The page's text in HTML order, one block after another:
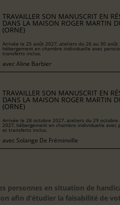
TRAVAILLER SON MANUSCRIT EN
DANS LA MAISON ROGER MARTIN
(ORNE)
Arrivée le 25 août 2027, ateliers du 26 au 30 août
hébergement en chambre individuelle avec
transferts inclus.
avec Aline Barbier
TRAVAILLER SON MANUSCRIT EN
DANS LA MAISON ROGER MARTIN
(ORNE)
Arrivée le 28 octobre 2027, ateliers du 29 octobre
2027, hébergement en chambre individuelle avec
et transferts inclus.
avec Solange De Fréminville
personnes en situation de
afin d’étudier la faisabilité de